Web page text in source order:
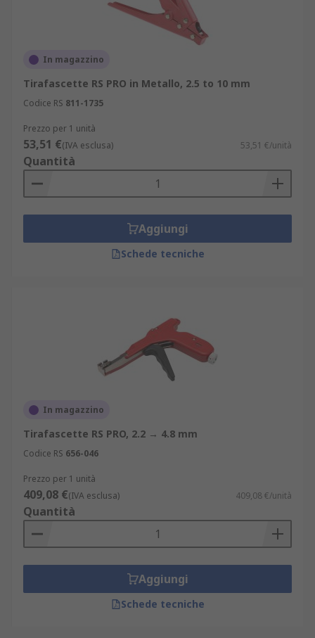
In magazzino
Tirafascette RS PRO in Metallo, 2.5 to 10 mm
Codice RS 811-1735
Prezzo per 1 unità
53,51 €(IVA esclusa) 53,51 €/unità
Quantità
Aggiungi
Schede tecniche
In magazzino
Tirafascette RS PRO, 2.2 → 4.8 mm
Codice RS 656-046
Prezzo per 1 unità
409,08 €(IVA esclusa) 409,08 €/unità
Quantità
Aggiungi
Schede tecniche